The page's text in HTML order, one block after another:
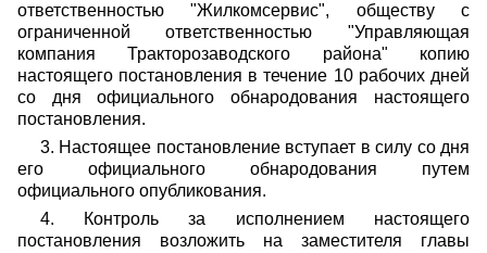
ответственностью "Жилкомсервис", обществу с
ограниченной ответственностью "Управляющая
компания Тракторозаводского района" копию
настоящего постановления в течение 10 рабочих дней
со дня официального обнародования настоящего
постановления.
3. Настоящее постановление вступает в силу со дня
его официального обнародования путем
официального опубликования.
4. Контроль за исполнением настоящего
постановления возложить на заместителя главы